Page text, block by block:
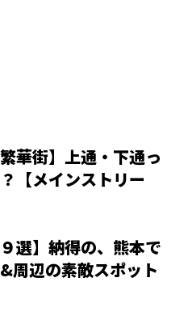
華街】上通・下通っ
【メインストリー
９選】納得の、熊本で
周辺の素敵スポット